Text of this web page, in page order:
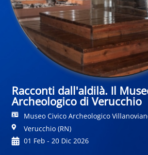
Racconti dall'aldilà. Il
Archeologico di Verucchio
Museo Civico Archeologico
Verucchio (RN)
01 Feb - 20 Dic 2026